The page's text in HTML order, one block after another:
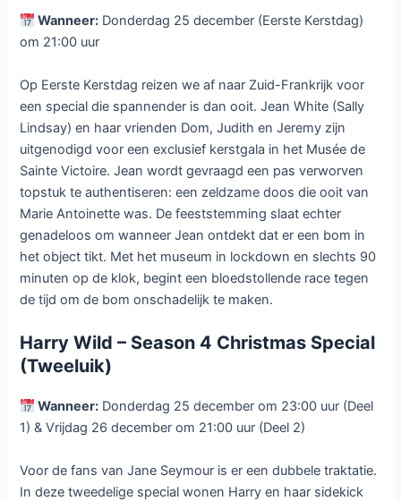
Wanneer: Donderdag 25 december (Eerste Kerstdag)
om 21:00 uur
Op Eerste Kerstdag reizen we af naar Zuid-Frankrijk voor
een special die spannender is dan ooit. Jean White (Sally
Lindsay) en haar vrienden Dom, Judith en Jeremy zijn
uitgenodigd voor een exclusief kerstgala in het Musée de
Sainte Victoire. Jean wordt gevraagd een pas verworven
topstuk te authentiseren: een zeldzame doos die ooit van
Marie Antoinette was. De feeststemming slaat echter
genadeloos om wanneer Jean ontdekt dat er een bom in
het object tikt. Met het museum in lockdown en slechts 90
minuten op de klok, begint een bloedstollende race tegen
de tijd om de bom onschadelijk te maken.
Harry Wild – Season 4 Christmas Special
(Tweeluik)
Wanneer: Donderdag 25 december om 23:00 uur (Deel
1) & Vrijdag 26 december om 21:00 uur (Deel 2)
Voor de fans van Jane Seymour is er een dubbele traktatie.
In deze tweedelige special wonen Harry en haar sidekick